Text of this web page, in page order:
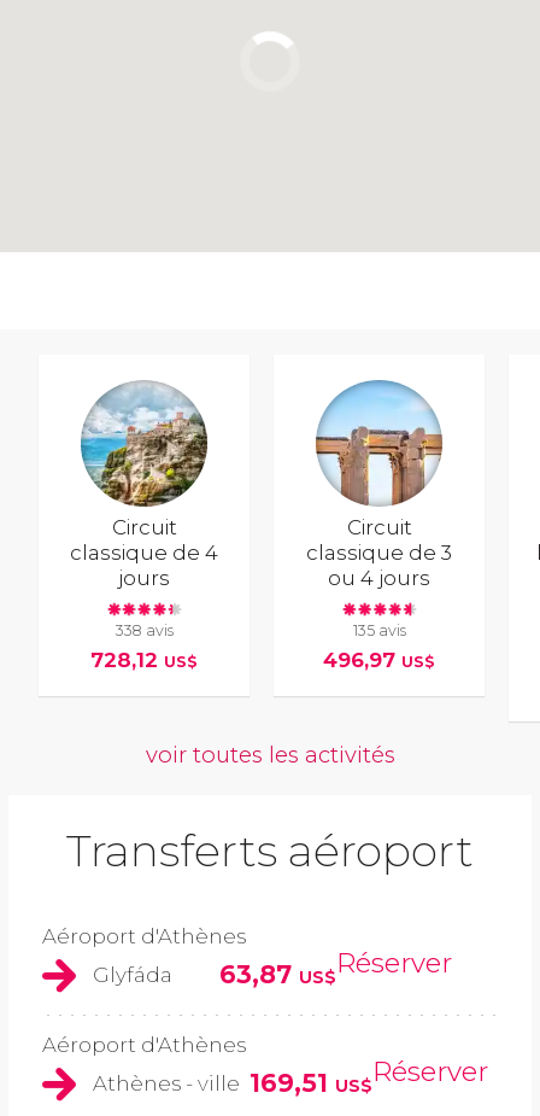
Circuit
classique de 4
jours
338 avis
728,12 US$
Circuit
classique de 3
ou 4 jours
135 avis
496,97 US$
voir toutes les activités
Transferts aéroport
Aéroport d'Athènes
Glyfáda
63,87 US$Réserver
Aéroport d'Athènes
Athènes - ville 169,51 US$Réserver